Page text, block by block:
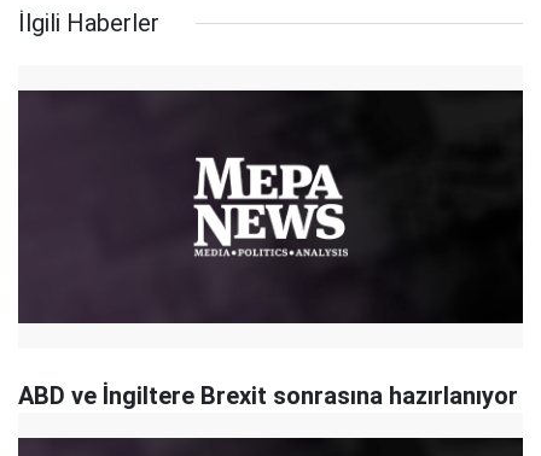
İlgili Haberler
ABD ve İngiltere Brexit sonrasına hazırlanıyor